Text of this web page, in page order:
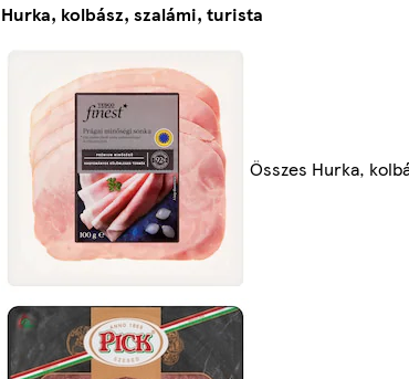
Hurka, kolbász, szalámi, turista
Összes Hurka,